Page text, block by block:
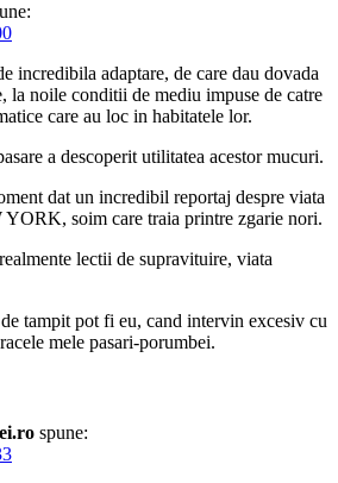
incredibila adaptare, de care dau dovada
la noile conditii de mediu impuse de catre
care au loc in habitatele lor.
a descoperit utilitatea acestor mucuri.
dat un incredibil reportaj despre viata
soim care traia printre zgarie nori.
lectii de supravituire, viata
tampit pot fi eu, cand intervin excesiv cu
mele pasari-porumbei.
spune: